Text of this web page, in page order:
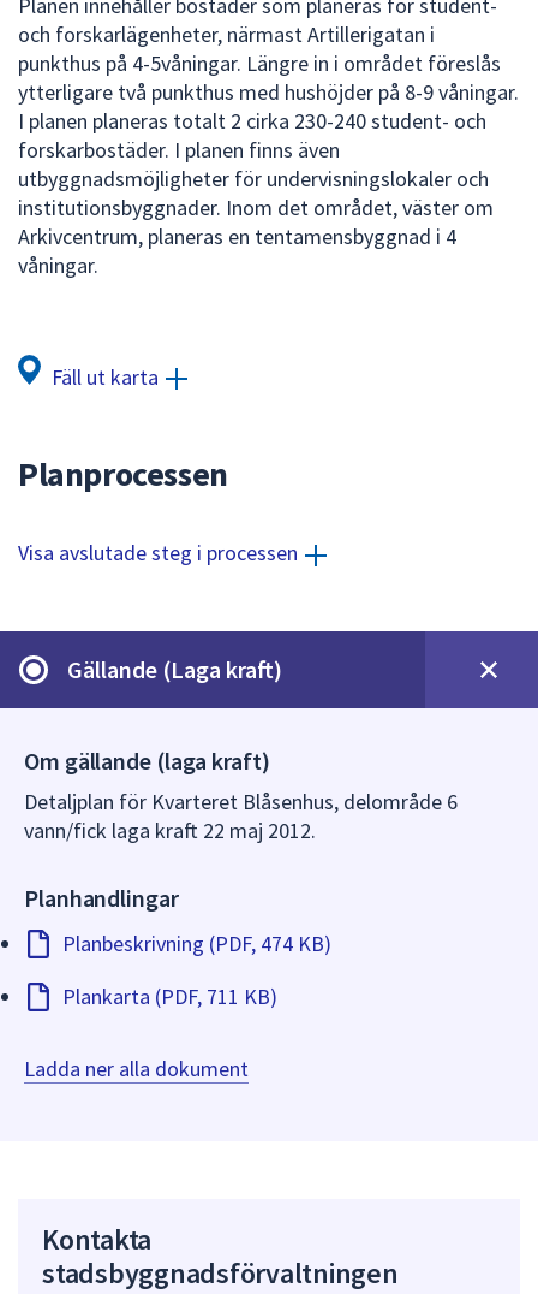
för
att
välja
något
dem.
och forskarlägenheter, närmast Artillerigatan i
punkthus på 4-5våningar. Längre in i området föreslås
ytterligare två punkthus med hushöjder på 8-9 våningar.
I planen planeras totalt 2 cirka 230-240 student- och
forskarbostäder. I planen finns även
utbyggnadsmöjligheter för undervisningslokaler och
institutionsbyggnader. Inom det området, väster om
Arkivcentrum, planeras en tentamensbyggnad i 4
våningar.
Fäll ut karta
Planprocessen
Visa avslutade steg i processen
Gällande (Laga kraft)
Om gällande (laga kraft)
Detaljplan för Kvarteret Blåsenhus, delområde 6
vann/fick laga kraft 22 maj 2012.
Planhandlingar
Planbeskrivning (PDF, 474 KB)
Plankarta (PDF, 711 KB)
Ladda ner alla dokument
Kontakta
stadsbyggnadsförvaltningen